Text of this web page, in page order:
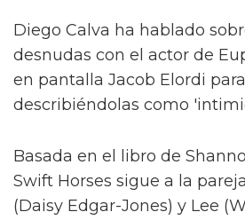
Diego Calva ha hablado
desnudas con el actor de
en pantalla Jacob Elordi
describiéndolas como
Basada en el libro de
Swift Horses sigue a la
(Daisy Edgar-Jones) y Lee